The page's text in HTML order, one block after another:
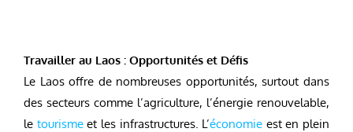
Travailler au Laos : Opportunités et Défis
Le Laos offre de nombreuses opportunités, surtout dans
des secteurs comme l’agriculture, l’énergie renouvelable,
le tourismeet les infrastructures. L’économie est en plein